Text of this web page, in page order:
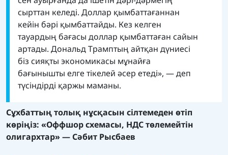
сырттан келеді. Доллар қымбаттағаннан
кейін бәрі қымбаттайды. Кез келген
тауардың бағасы доллар қымбаттаған сайын
артады. Дональд Трамптың айтқан дүниесі
біз сияқты экономикасы мұнайға
бағынышты елге тікелей әсер етеді», — деп
түсіндірді қаржы маманы.
Сұхбаттың толық нұсқасын сілтемеден өтіп
көріңіз: «Оффшор схемасы, НДС төлемейтін
олигархтар» — Сәбит Рысбаев